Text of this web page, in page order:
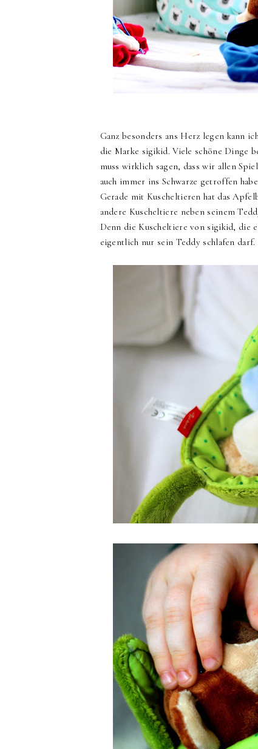
Ganz besonders ans Herz legen kann
die Marke sigikid. Viele schöne Dinge
muss wirklich sagen, dass wir allen
auch immer ins Schwarze getroffen
Gerade mit Kuscheltieren hat das
andere Kuscheltiere neben seinem
Denn die Kuscheltiere von sigikid, die
eigentlich nur sein Teddy schlafen darf.